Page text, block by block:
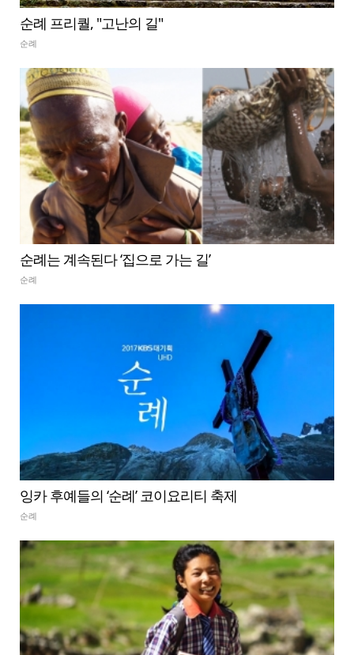
순례 프리퀄, "고난의 길"
순례
순례는 계속된다 ‘집으로 가는 길’
순례
잉카 후예들의 ‘순례’ 코이요리티 축제
순례